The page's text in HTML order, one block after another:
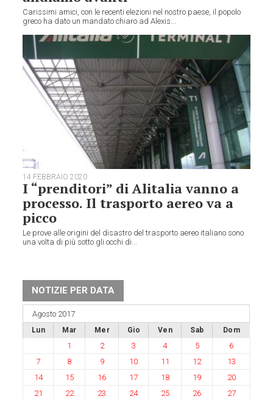
Carissimi amici, con le recenti elezioni nel nostro paese, il popolo
greco ha dato un mandato chiaro ad Alexis...
14 FEBBRAIO 2020
I “prenditori” di Alitalia vanno a
processo. Il trasporto aereo va a
picco
Le prove alle origini del disastro del trasporto aereo italiano sono
una volta di più sotto gli occhi di...
NOTIZIE PER DATA
Agosto 2017
Lun Mar Mer Gio Ven Sab Dom
1 2 3 4 5
6
7
8 9 10 11 12
13
14
15 16 17 18 19
20
21
22 23 24 25 26
27